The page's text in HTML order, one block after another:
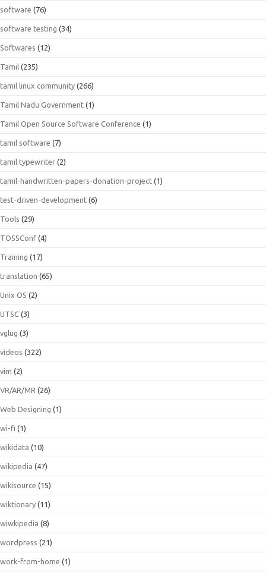
software (76)
software testing (34)
Softwares (12)
Tamil (235)
tamil linux community (266)
Tamil Nadu Government (1)
Tamil Open Source Software Conference (1)
tamil software (7)
tamil typewriter (2)
tamil-handwritten-papers-donation-project (1)
test-driven-development (6)
Tools (29)
TOSSConf (4)
Training (17)
translation (65)
Unix OS (2)
UTSC (3)
vglug (3)
videos (322)
vim (2)
VR/AR/MR (26)
Web Designing (1)
wi-fi (1)
wikidata (10)
wikipedia (47)
wikisource (15)
wiktionary (11)
wiwkipedia (8)
wordpress (21)
work-from-home (1)